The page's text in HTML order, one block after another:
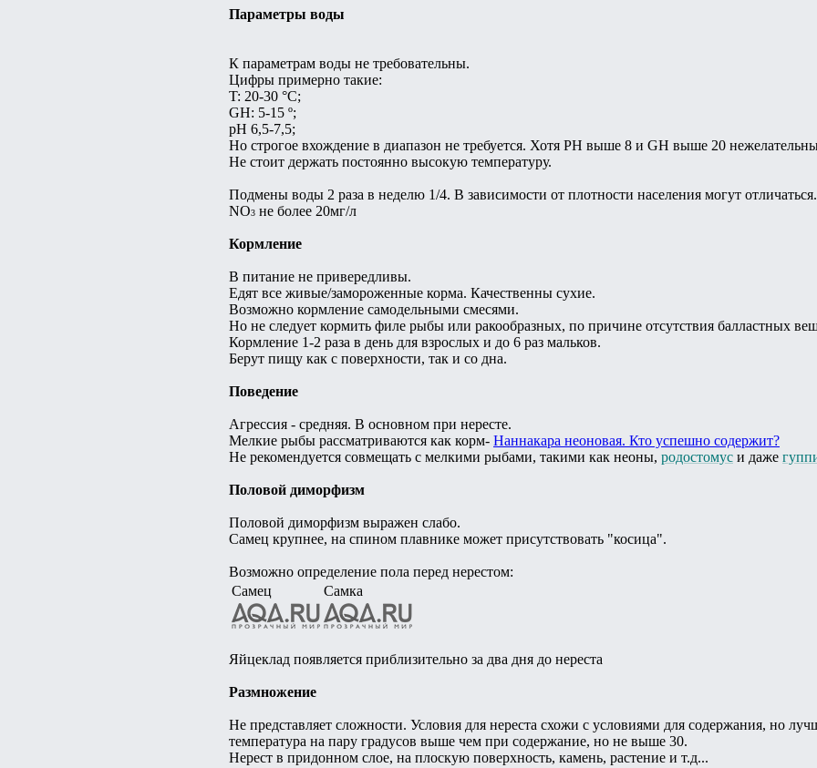
Параметры воды
К параметрам воды не требовательны.
Цифры примерно такие:
T: 20-30 °C;
GH: 5-15 º;
pH 6,5-7,5;
Но строгое вхождение в диапазон не требуется. Хотя PH выше 8 и GH выше 20
Не стоит держать постоянно высокую температуру.
Подмены воды 2 раза в неделю 1/4. В зависимости от плотности населения могут отличаться.
NO3 не более 20мг/л
Кормление
В питание не привередливы.
Едят все живые/замороженные корма. Качественны сухие.
Возможно кормление самодельными смесями.
Но не следует кормить филе рыбы или ракообразных, по причине отсутствия балластных
Кормление 1-2 раза в день для взрослых и до 6 раз мальков.
Берут пищу как с поверхности, так и со дна.
Поведение
Агрессия - средняя. В основном при нересте.
Мелкие рыбы рассматриваются как корм- Наннакара неоновая. Кто успешно содержит?
Не рекомендуется совмещать с мелкими рыбами, такими как неоны, родостомус и даже
Половой диморфизм
Половой диморфизм выражен слабо.
Самец крупнее, на спином плавнике может присутствовать "косица".
Возможно определение пола перед нерестом:
Самец
Самка
Яйцеклад появляется приблизительно за два дня до нереста
Размножение
Не представляет сложности. Условия для нереста схожи с условиями для содержания, но
температура на пару градусов выше чем при содержание, но не выше 30.
Нерест в придонном слое, на плоскую поверхность, камень, растение и т.д...